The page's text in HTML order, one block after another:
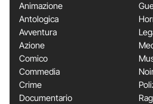
Animazione
Antologica
Avventura
Azione
Comico
Commedia
Crime
Documentario